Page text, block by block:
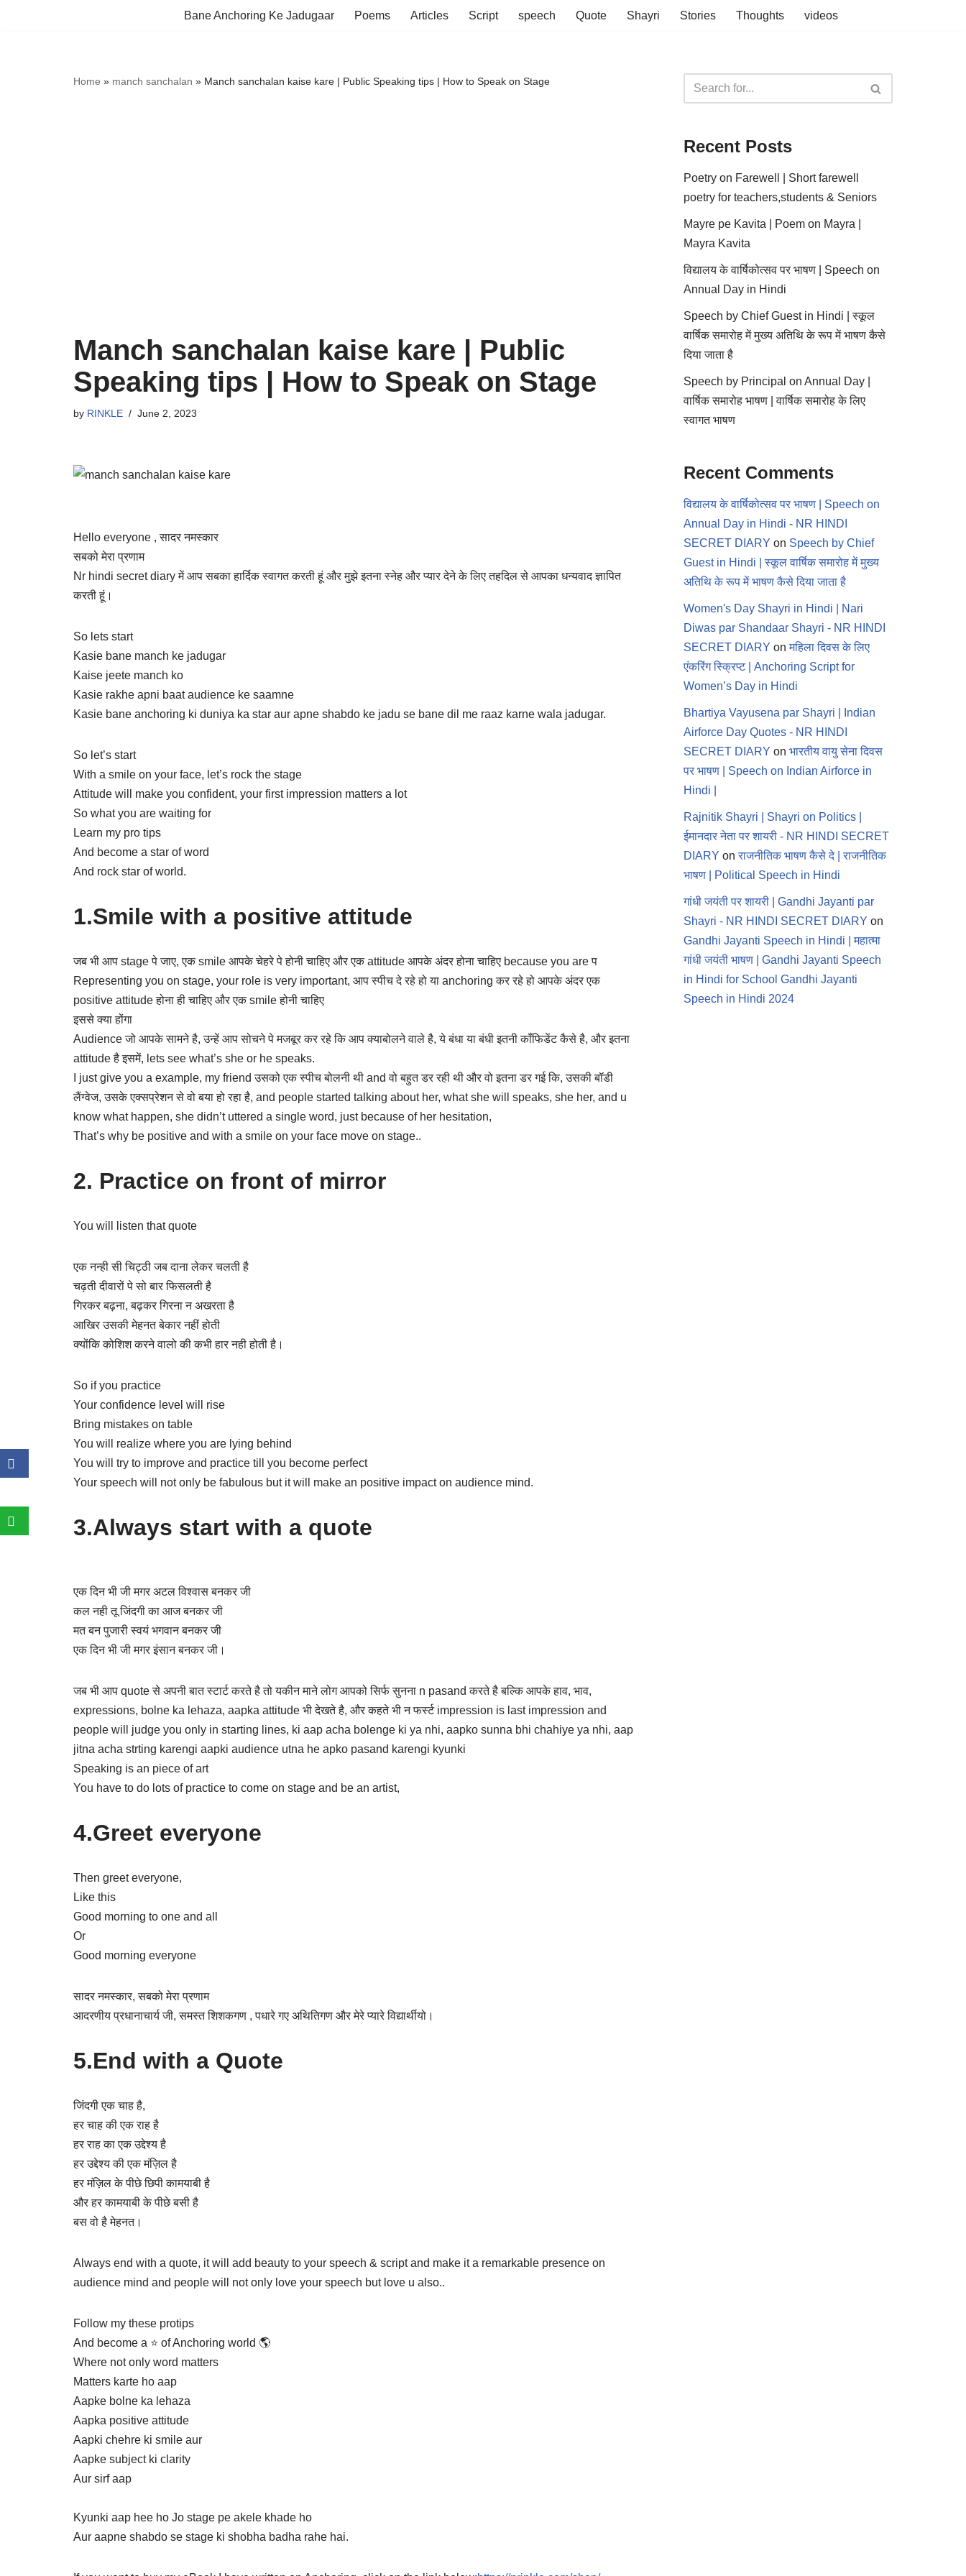
Bane Anchoring Ke Jadugaar Poems Articles Script speech Quote Shayri Stories Thoughts videos
Home » manch sanchalan » Manch sanchalan kaise kare | Public Speaking tips | How to Speak on Stage
Manch sanchalan kaise kare | Public
Speaking tips | How to Speak on Stage
by RINKLE June 2, 2023
Hello everyone , सादर नमस्कार
सबको मेरा प्रणाम
Nr hindi secret diary में आप सबका हार्दिक स्वागत करती हूं और मुझे इतना स्नेह और प्यार देने के लिए तहदिल से आपका धन्यवाद ज्ञापित
करती हूं।
So lets start
Kasie bane manch ke jadugar
Kaise jeete manch ko
Kasie rakhe apni baat audience ke saamne
Kasie bane anchoring ki duniya ka star aur apne shabdo ke jadu se bane dil me raaz karne wala jadugar.
So let’s start
With a smile on your face, let’s rock the stage
Attitude will make you confident, your first impression matters a lot
So what you are waiting for
Learn my pro tips
And become a star of word
And rock star of world.
1.Smile with a positive attitude
जब भी आप stage पे जाए, एक smile आपके चेहरे पे होनी चाहिए और एक attitude आपके अंदर होना चाहिए because you are प
Representing you on stage, your role is very important, आप स्पीच दे रहे हो या anchoring कर रहे हो आपके अंदर एक
positive attitude होना ही चाहिए और एक smile होनी चाहिए
इससे क्या होंगा
Audience जो आपके सामने है, उन्हें आप सोचने पे मजबूर कर रहे कि आप क्याबोलने वाले है, ये बंधा या बंधी इतनी कॉंफिडेंट कैसे है, और इतना
attitude है इसमें, lets see what’s she or he speaks.
I just give you a example, my friend उसको एक स्पीच बोलनी थी and वो बहुत डर रही थी और वो इतना डर गई कि, उसकी बॉडी
लैंग्वेज, उसके एक्सप्रेशन से वो बया हो रहा है, and people started talking about her, what she will speaks, she her, and u
know what happen, she didn’t uttered a single word, just because of her hesitation,
That’s why be positive and with a smile on your face move on stage..
2. Practice on front of mirror
You will listen that quote
एक नन्ही सी चिट्ठी जब दाना लेकर चलती है
चढ़ती दीवारों पे सो बार फिसलती है
गिरकर बढ़ना, बढ़कर गिरना न अखरता है
आखिर उसकी मेहनत बेकार नहीं होती
क्योंकि कोशिश करने वालो की कभी हार नही होती है।
So if you practice
Your confidence level will rise
Bring mistakes on table
You will realize where you are lying behind
You will try to improve and practice till you become perfect
Your speech will not only be fabulous but it will make an positive impact on audience mind.
3.Always start with a quote
एक दिन भी जी मगर अटल विश्वास बनकर जी
कल नही तू जिंदगी का आज बनकर जी
मत बन पुजारी स्वयं भगवान बनकर जी
एक दिन भी जी मगर इंसान बनकर जी।
जब भी आप quote से अपनी बात स्टार्ट करते है तो यकीन माने लोग आपको सिर्फ सुनना n pasand करते है बल्कि आपके हाव, भाव,
expressions, bolne ka lehaza, aapka attitude भी देखते है, और कहते भी न फर्स्ट impression is last impression and
people will judge you only in starting lines, ki aap acha bolenge ki ya nhi, aapko sunna bhi chahiye ya nhi, aap
jitna acha strting karengi aapki audience utna he apko pasand karengi kyunki
Speaking is an piece of art
You have to do lots of practice to come on stage and be an artist,
4.Greet everyone
Then greet everyone,
Like this
Good morning to one and all
Or
Good morning everyone
सादर नमस्कार, सबको मेरा प्रणाम
आदरणीय प्रधानाचार्य जी, समस्त शिशकगण , पधारे गए अथितिगण और मेरे प्यारे विद्यार्थीयो।
5.End with a Quote
जिंदगी एक चाह है,
हर चाह की एक राह है
हर राह का एक उद्देश्य है
हर उद्देश्य की एक मंज़िल है
हर मंज़िल के पीछे छिपी कामयाबी है
और हर कामयाबी के पीछे बसी है
बस वो है मेहनत।
Always end with a quote, it will add beauty to your speech & script and make it a remarkable presence on
audience mind and people will not only love your speech but love u also..
Follow my these protips
And become a ⭐ of Anchoring world 🌎
Where not only word matters
Matters karte ho aap
Aapke bolne ka lehaza
Aapka positive attitude
Aapki chehre ki smile aur
Aapke subject ki clarity
Aur sirf aap
Kyunki aap hee ho Jo stage pe akele khade ho
Aur aapne shabdo se stage ki shobha badha rahe hai.
Recent Posts
Poetry on Farewell | Short farewell
poetry for teachers,students & Seniors
Mayre pe Kavita | Poem on Mayra |
Mayra Kavita
विद्यालय के वार्षिकोत्सव पर भाषण | Speech on
Annual Day in Hindi
Speech by Chief Guest in Hindi | स्कूल
वार्षिक समारोह में मुख्य अतिथि के रूप में भाषण कैसे
दिया जाता है
Speech by Principal on Annual Day |
वार्षिक समारोह भाषण | वार्षिक समारोह के लिए
स्वागत भाषण
Recent Comments
विद्यालय के वार्षिकोत्सव पर भाषण | Speech on
Annual Day in Hindi - NR HINDI
SECRET DIARY on Speech by Chief
Guest in Hindi | स्कूल वार्षिक समारोह में मुख्य
अतिथि के रूप में भाषण कैसे दिया जाता है
Women's Day Shayri in Hindi | Nari
Diwas par Shandaar Shayri - NR HINDI
SECRET DIARY onमहिला दिवस के लिए
एंकरिंग स्क्रिप्ट | Anchoring Script for
Women’s Day in Hindi
Bhartiya Vayusena par Shayri | Indian
Airforce Day Quotes - NR HINDI
SECRET DIARY on भारतीय वायु सेना दिवस
पर भाषण | Speech on Indian Airforce in
Hindi |
Rajnitik Shayri | Shayri on Politics |
ईमानदार नेता पर शायरी - NR HINDI SECRET
DIARY onराजनीतिक भाषण कैसे दे | राजनीतिक
भाषण | Political Speech in Hindi
गांधी जयंती पर शायरी | Gandhi Jayanti par
Shayri - NR HINDI SECRET DIARY on
Gandhi Jayanti Speech in Hindi | महात्मा
गांधी जयंती भाषण | Gandhi Jayanti Speech
in Hindi for School Gandhi Jayanti
Speech in Hindi 2024